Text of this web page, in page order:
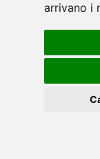
arrivano i
Da oltre
l'innovazione
allenamento
Attraverso
a StairMaster